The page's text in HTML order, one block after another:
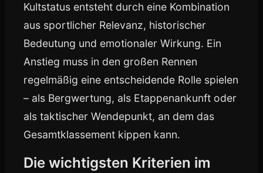
Kultstatus entsteht durch eine Kombination
aus sportlicher Relevanz, historischer
Bedeutung und emotionaler Wirkung. Ein
Anstieg muss in den großen Rennen
regelmäßig eine entscheidende Rolle spielen
– als Bergwertung, als Etappenankunft oder
als taktischer Wendepunkt, an dem das
Gesamtklassement kippen kann.
Die wichtigsten Kriterien im